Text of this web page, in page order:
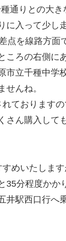
通りとの大
入って少し
点を線路方面
ろの右側に
立千種中学
せんね。
ております
さん購入して
めいたしま
分程度かか
駅西口行へ